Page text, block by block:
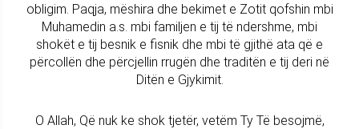
obligim. Paqja, mëshira dhe bekimet e Zotit qofshin mbi
Muhamedin a.s. mbi familjen e tij të ndershme, mbi
shokët e tij besnik e fisnik dhe mbi të gjithë ata që e
përcollën dhe përcjellin rrugën dhe traditën e tij deri në
Ditën e Gjykimit.
O Allah, Që nuk ke shok tjetër, vetëm Ty Të besojmë,